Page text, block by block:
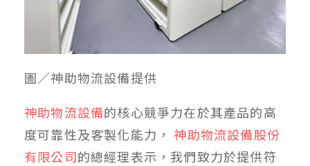
圖／神助物流設備提供
神助物流設備的核心競爭力在於其產品的高
度可靠性及客製化能力，神助物流設備股份
有限公司的總經理表示，我們致力於提供符